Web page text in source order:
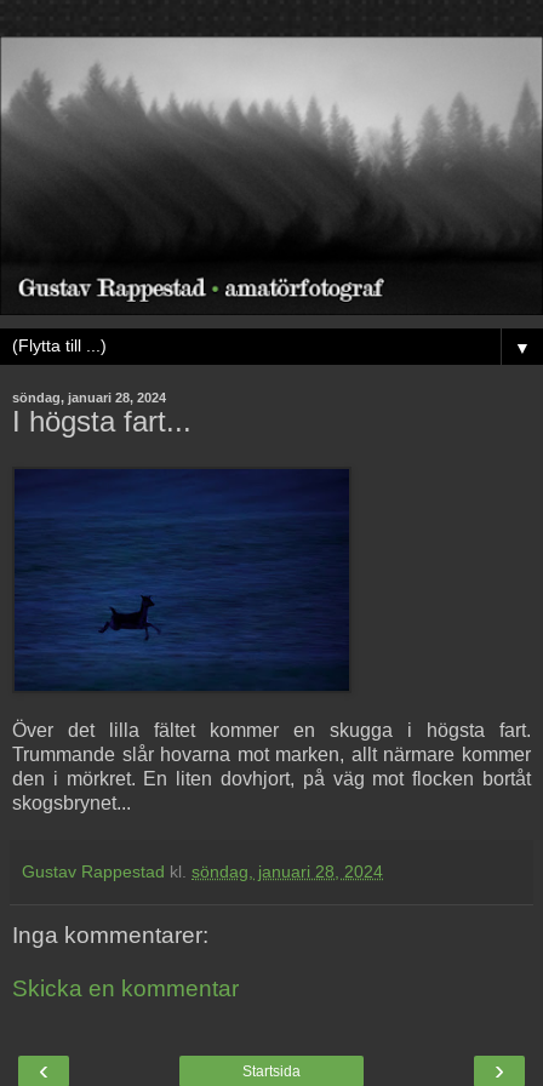
▼
söndag, januari 28, 2024
I högsta fart...
Över det lilla fältet kommer en skugga i högsta fart.
Trummande slår hovarna mot marken, allt närmare kommer
den i mörkret. En liten dovhjort, på väg mot flocken bortåt
skogsbrynet...
Gustav Rappestad kl. söndag, januari 28, 2024
Inga kommentarer:
Skicka en kommentar
‹ ›
Startsida